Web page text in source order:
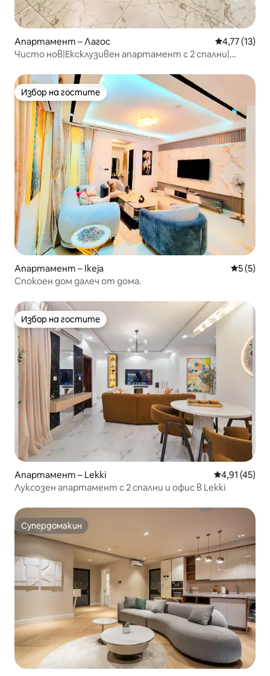
Апартамент – Лагос Средна
4,77 (13)
Чисто нов|Ексклузивен апартамент с 2 спални|
Избор на гостите
Избор на гостите
Апартамент – Ikeja Средна
5 (5)
Спокоен дом далеч от дома.
Избор на гостите
Избор на гостите
Апартамент – Lekki Средна
4,91 (45)
Луксозен апартамент с 2 спални и офис в Lekki
Супердомакин
Супердомакин